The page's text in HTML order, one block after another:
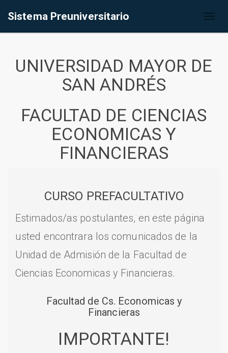
Sistema Preuniversitario
UNIVERSIDAD MAYOR DE
SAN ANDRÉS
FACULTAD DE CIENCIAS
ECONOMICAS Y
FINANCIERAS
CURSO PREFACULTATIVO
Estimados/as postulantes, en este página
usted encontrara los comunicados de la
Unidad de Admisión de la Facultad de
Ciencias Economicas y Financieras.
Facultad de Cs. Economicas y
Financieras
IMPORTANTE!